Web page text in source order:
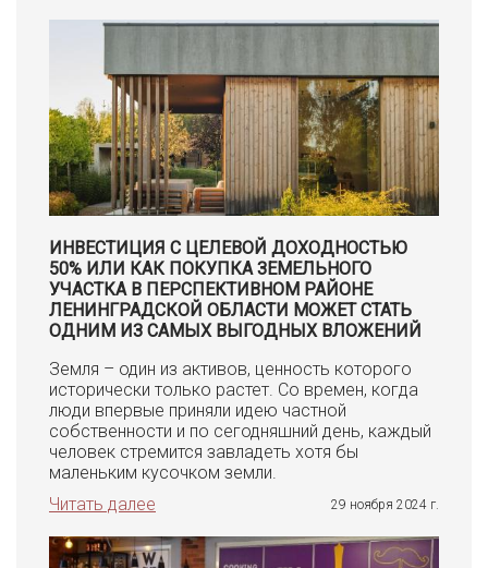
ИНВЕСТИЦИЯ С ЦЕЛЕВОЙ ДОХОДНОСТЬЮ
50% ИЛИ КАК ПОКУПКА ЗЕМЕЛЬНОГО
УЧАСТКА В ПЕРСПЕКТИВНОМ РАЙОНЕ
ЛЕНИНГРАДСКОЙ ОБЛАСТИ МОЖЕТ СТАТЬ
ОДНИМ ИЗ САМЫХ ВЫГОДНЫХ ВЛОЖЕНИЙ
Земля – один из активов, ценность которого
исторически только растет. Со времен, когда
люди впервые приняли идею частной
собственности и по сегодняшний день, каждый
человек стремится завладеть хотя бы
маленьким кусочком земли.
Читать далее
29 ноября 2024 г.